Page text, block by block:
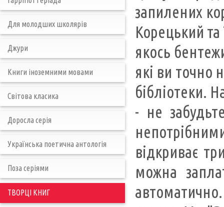
запилених
Корецький
якось
які ви точно
бібліотеки.
- не
відкриває
можна
автоматично.
Для молодших школярів
Джури
Книги іноземними мовами
Світова класика
Доросла серія
Українська поетична антологія
Поза серіями
ТВОРЦІ КНИГ